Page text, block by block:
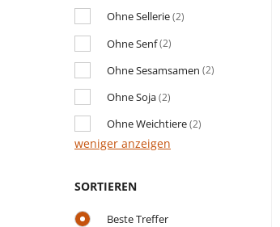
Ohne Sellerie(2)
Ohne Senf(2)
Ohne Sesamsamen (2)
Ohne Soja(2)
Ohne Weichtiere(2)
weniger anzeigen
SORTIEREN
Beste Treffer